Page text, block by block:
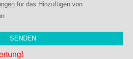
für das Hinzufügen von